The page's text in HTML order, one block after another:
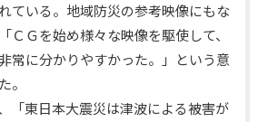
ている。地域防災の参考映像にもな
ＣＧを始め様々な映像を駆使して、
常に分かりやすかった。」という意
。
「東日本大震災は津波による被害が